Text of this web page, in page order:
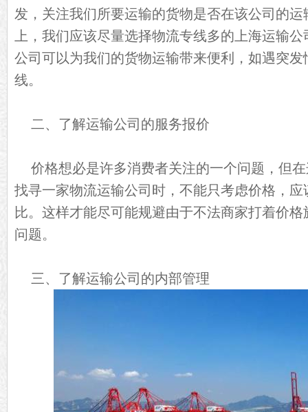
发，关注我们所要运输的货物是否在该公司的
上，我们应该尽量选择物流专线多的上海运输
公司可以为我们的货物运输带来便利，如遇突
线。
二、了解运输公司的服务报价
价格想必是许多消费者关注的一个问题，但
找寻一家物流运输公司时，不能只考虑价格，
比。这样才能尽可能规避由于不法商家打着价
问题。
三、了解运输公司的内部管理